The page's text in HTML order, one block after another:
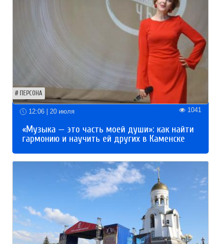
ПЕРСОНА
12:06 | 20 июля 1041
«Музыка — это часть моей души»: как найти
гармонию и научить ей других в Каменске